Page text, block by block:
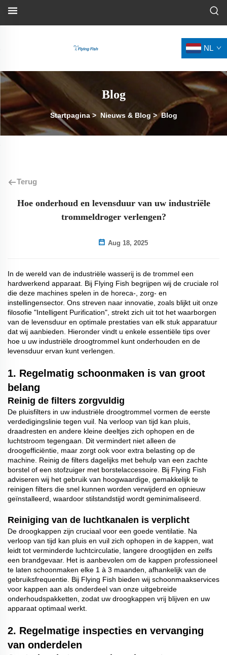
NL
Blog
Startpagina> Nieuws & Blog >Blog
Terug
Hoe onderhoud en levensduur van uw industriële
trommeldroger verlengen?
Aug 18, 2025
In de wereld van de industriële wasserij is de trommel een
hardwerkend apparaat. Bij Flying Fish begrijpen wij de cruciale rol
die deze machines spelen in de horeca-, zorg- en
instellingensector. Ons streven naar innovatie, zoals blijkt uit onze
filosofie "Intelligent Purification", strekt zich uit tot het waarborgen
van de levensduur en optimale prestaties van elk stuk apparatuur
dat wij aanbieden. Hieronder vindt u enkele essentiële tips over
hoe u uw industriële droogtrommel kunt onderhouden en de
levensduur ervan kunt verlengen.
1. Regelmatig schoonmaken is van groot
belang
Reinig de filters zorgvuldig
De pluisfilters in uw industriële droogtrommel vormen de eerste
verdedigingslinie tegen vuil. Na verloop van tijd kan pluis,
draadresten en andere kleine deeltjes zich ophopen en de
luchtstroom tegengaan. Dit vermindert niet alleen de
droogefficiëntie, maar zorgt ook voor extra belasting op de
machine. Reinig de filters dagelijks met behulp van een zachte
borstel of een stofzuiger met borstelaccessoire. Bij Flying Fish
adviseren wij het gebruik van hoogwaardige, gemakkelijk te
reinigen filters die snel kunnen worden verwijderd en opnieuw
geïnstalleerd, waardoor stilstandstijd wordt geminimaliseerd.
Reiniging van de luchtkanalen is verplicht
De droogkappen zijn cruciaal voor een goede ventilatie. Na
verloop van tijd kan pluis en vuil zich ophopen in de kappen, wat
leidt tot verminderde luchtcirculatie, langere droogtijden en zelfs
een brandgevaar. Het is aanbevolen om de kappen professioneel
te laten schoonmaken elke 1 à 3 maanden, afhankelijk van de
gebruiksfrequentie. Bij Flying Fish bieden wij schoonmaakservices
voor kappen aan als onderdeel van onze uitgebreide
onderhoudspakketten, zodat uw droogkappen vrij blijven en uw
apparaat optimaal werkt.
2. Regelmatige inspecties en vervanging
van onderdelen